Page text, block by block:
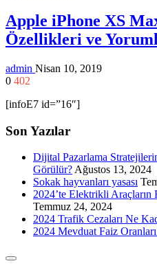
Apple iPhone XS
Özellikleri ve
admin Nisan 10, 2019
0 402
[infoE7 id=”16″]
Son Yazılar
Dijital Pazarlama
Görülür? Ağustos 13, 2024
Sokak hayvanları yasası
2024’te Elektrikli Araçların
Temmuz 24, 2024
2024 Trafik Cezaları Ne
2024 Mevduat Faiz